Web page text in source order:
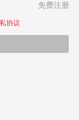
免费注册
协议